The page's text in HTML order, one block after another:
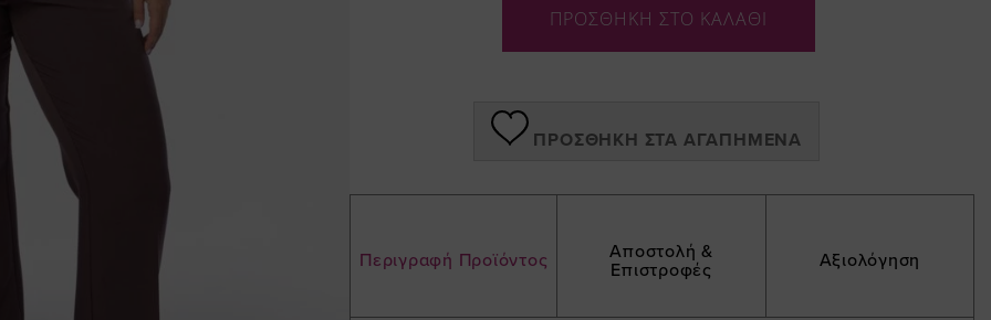
ΠΡΟΣΘΗΚΗ ΣΤΟ ΚΑΛΑΘΙ
ΠΡΟΣΘΉΚΗ ΣΤΑ ΑΓΑΠΗΜΈΝΑ
Περιγραφή Προϊόντος
Αποστολή &
Επιστροφές
Αξιολόγηση